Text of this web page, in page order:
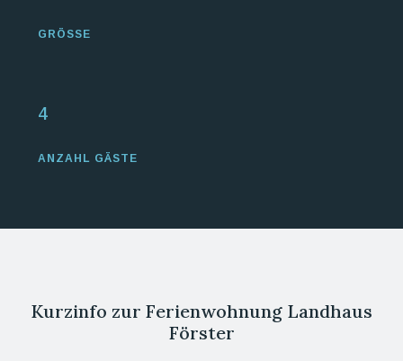
GRÖSSE
4
ANZAHL GÄSTE
Kurzinfo zur Ferienwohnung Landhaus
Förster